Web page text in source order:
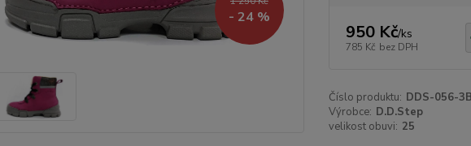
- 24 %
950 Kč/ks
785 Kč bez DPH
Číslo produktu: DDS-056-
Výrobce: D.D.Step
velikost obuvi: 25